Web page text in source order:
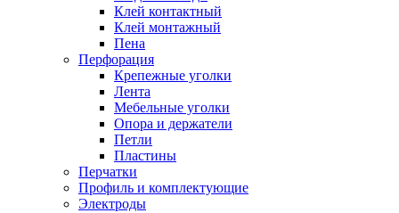
Клей контактный
Клей монтажный
Пена
Перфорация
Крепежные уголки
Лента
Мебельные уголки
Опора и держатели
Петли
Пластины
Перчатки
Профиль и комплектующие
Электроды